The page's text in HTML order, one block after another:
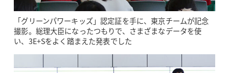
「グリーンパワーキッズ」認定証を手に、東京チームが記念
撮影。総理大臣になったつもりで、さまざまなデータを使
い、3E+Sをよく踏まえた発表でした